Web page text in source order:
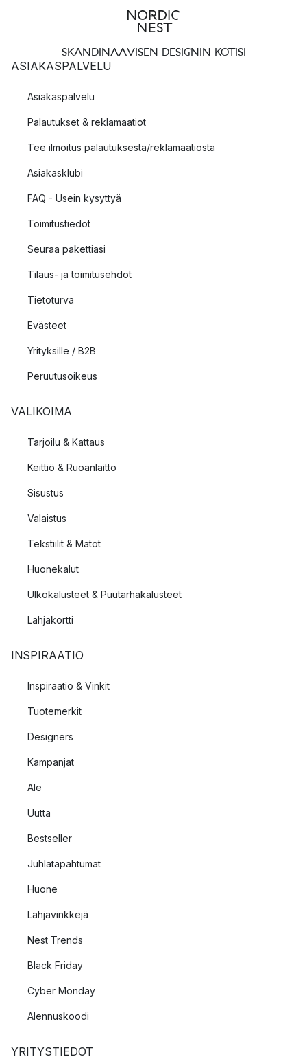
SKANDINAAVISEN DESIGNIN KOTISI
ASIAKASPALVELU
Asiakaspalvelu
Palautukset & reklamaatiot
Tee ilmoitus palautuksesta/reklamaatiosta
Asiakasklubi
FAQ - Usein kysyttyä
Toimitustiedot
Seuraa pakettiasi
Tilaus- ja toimitusehdot
Tietoturva
Evästeet
Yrityksille / B2B
Peruutusoikeus
VALIKOIMA
Tarjoilu & Kattaus
Keittiö & Ruoanlaitto
Sisustus
Valaistus
Tekstiilit & Matot
Huonekalut
Ulkokalusteet & Puutarhakalusteet
Lahjakortti
INSPIRAATIO
Inspiraatio & Vinkit
Tuotemerkit
Designers
Kampanjat
Ale
Uutta
Bestseller
Juhlatapahtumat
Huone
Lahjavinkkejä
Nest Trends
Black Friday
Cyber Monday
Alennuskoodi
YRITYSTIEDOT